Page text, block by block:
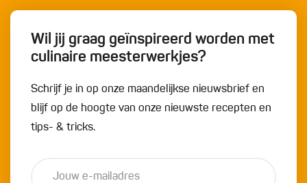
Wil jij graag geïnspireerd worden met
culinaire meesterwerkjes?
Schrijf je in op onze maandelijkse nieuwsbrief en
blijf op de hoogte van onze nieuwste recepten en
tips- & tricks.